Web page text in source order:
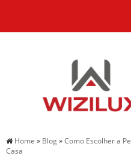
Home » Blog»Como Escolher a
Casa